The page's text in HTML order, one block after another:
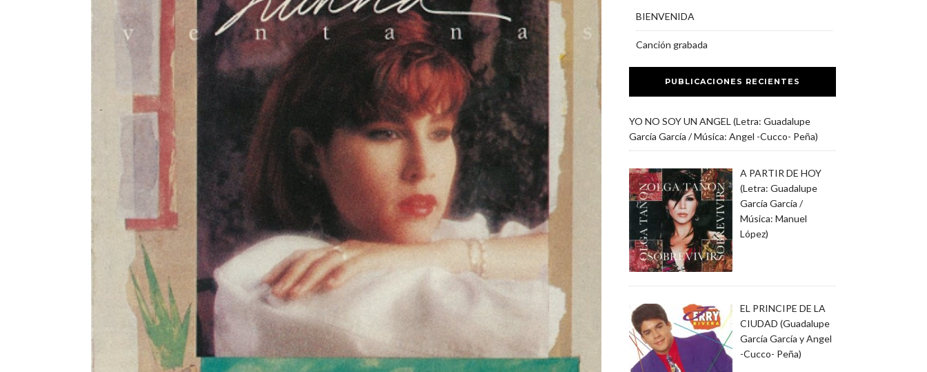
BIENVENIDA
Canción grabada
PUBLICACIONES RECIENTES
YO NO SOY UN ANGEL (Letra: Guadalupe
García García / Música: Angel -Cucco- Peña)
A PARTIR DE HOY
(Letra: Guadalupe
García García /
Música: Manuel
López)
EL PRINCIPE DE LA
CIUDAD (Guadalupe
García García y Angel
-Cucco- Peña)